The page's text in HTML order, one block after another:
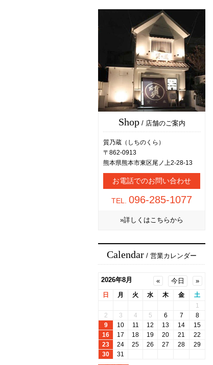
Shop/ 店舗のご案内
質乃蔵（しちのくら）
〒862-0913
熊本県熊本市東区尾ノ上2-28-13
お電話でのお問い合わせ
TEL. 096-285-1077
»詳しくはこちらから
Calendar / 営業カレンダー